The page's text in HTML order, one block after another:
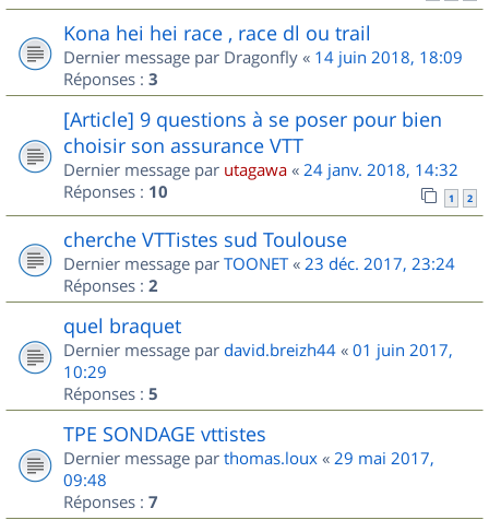
Kona hei hei race , race dl ou trail
Dernier message par Dragonfly « 14 juin 2018, 18:09
Réponses : 3
[Article] 9 questions à se poser pour bien
choisir son assurance VTT
Dernier message par utagawa « 24 janv. 2018, 14:32
Réponses : 10 1 2
cherche VTTistes sud Toulouse
Dernier message par TOONET« 23 déc. 2017, 23:24
Réponses : 2
quel braquet
Dernier message par david.breizh44 « 01 juin 2017,
10:29
Réponses : 5
TPE SONDAGE vttistes
Dernier message par thomas.loux « 29 mai 2017,
09:48
Réponses : 7